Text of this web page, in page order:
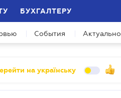
БУХГАЛТЕРУ
События Актуально
на українську